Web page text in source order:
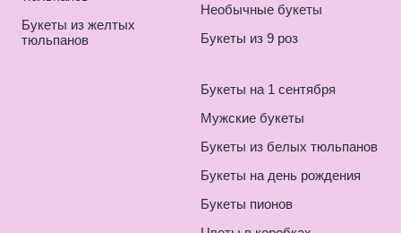
Букеты из желтых
тюльпанов
Необычные букеты
Букеты из 9 роз
Букеты на 1 сентября
Мужские букеты
Букеты из белых тюльпанов
Букеты на день рождения
Букеты пионов